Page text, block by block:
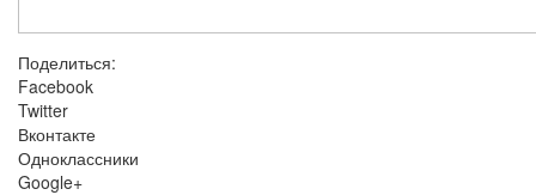
Поделиться:
Facebook
Twitter
Вконтакте
Одноклассники
Google+